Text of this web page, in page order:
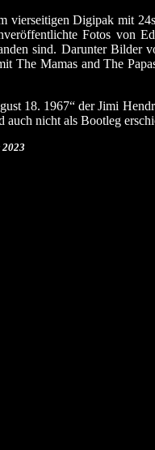
vierseitigen Digipak mit
Fotos von
sind. Darunter Bilder
The Mamas and The
18. 1967“ der Jimi
nicht als Bootleg
2023